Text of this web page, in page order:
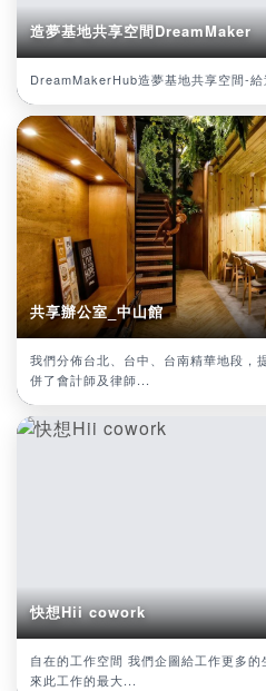
造夢基地共享空間DreamMaker
DreamMakerHub造夢基地共享空間-
共享辦公室_中山館
我們分佈台北、台中、台南精華地段，
併了會計師及律師...
快想Hii cowork
自在的工作空間 我們企圖給工作更多
來此工作的最大...